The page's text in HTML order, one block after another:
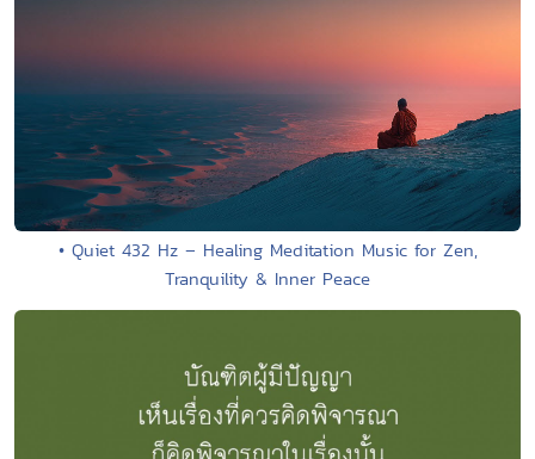
• Quiet 432 Hz – Healing Meditation Music for Zen,
Tranquility & Inner Peace